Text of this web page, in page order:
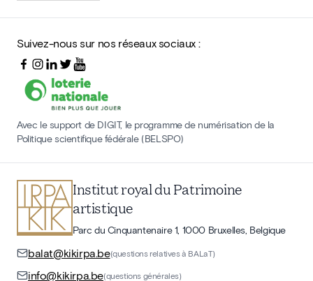
Suivez-nous sur nos réseaux sociaux :
Avec le support de DIGIT, le programme de numérisation de la
Politique scientifique fédérale (BELSPO)
Institut royal du Patrimoine
artistique
Parc du Cinquantenaire 1, 1000 Bruxelles, Belgique
balat@kikirpa.be(questions relatives à BALaT)
info@kikirpa.be(questions générales)